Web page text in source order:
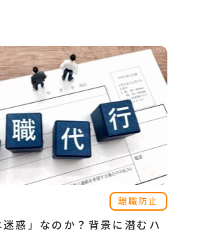
離職防止
迷惑」なのか？背景に潜むハ